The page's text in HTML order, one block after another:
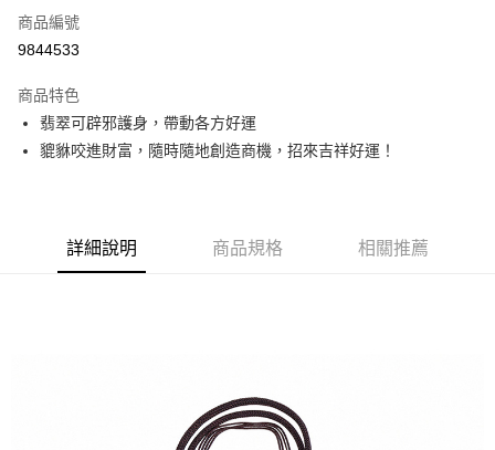
大哥付你分期
2.付款方式選擇「大哥付你分期」，訂單成立後會自動跳轉到大哥付的交易
流程，驗證手機門號後，選擇欲分期的期數、繳款截止日，確認付款後即完
成交易。
3.實際核准額度、可分期數及費用金額請依後續交易確認頁面所載為準。
【繳款方式說明】
用戶於交易時，得透過本服務購買商品或服務，並由商店將買賣／分期付款
買賣價金債權讓與本公司後，依約使用本公司帳單繳交帳款。
2.基於同意付款使用「大哥付你分期」之契約關係目的，商店將以您的個人
運送方式
商品編號
9844533
商品特色
翡翠可辟邪護身，帶動各方好運
貔貅咬進財富，隨時隨地創造商機，招來吉祥好運！
詳細說明 商品規格 相關推薦